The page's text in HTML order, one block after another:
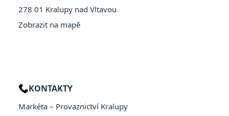
278 01 Kralupy nad Vltavou
Zobrazit na mapě
KONTAKTY
Markéta – Provaznictví Kralupy